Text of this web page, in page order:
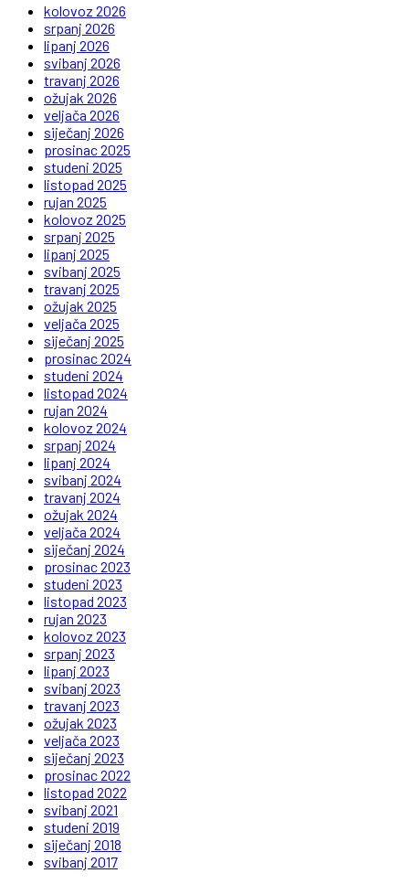
kolovoz 2026
srpanj 2026
lipanj 2026
svibanj 2026
travanj 2026
ožujak 2026
veljača 2026
siječanj 2026
prosinac 2025
studeni 2025
listopad 2025
rujan 2025
kolovoz 2025
srpanj 2025
lipanj 2025
svibanj 2025
travanj 2025
ožujak 2025
veljača 2025
siječanj 2025
prosinac 2024
studeni 2024
listopad 2024
rujan 2024
kolovoz 2024
srpanj 2024
lipanj 2024
svibanj 2024
travanj 2024
ožujak 2024
veljača 2024
siječanj 2024
prosinac 2023
studeni 2023
listopad 2023
rujan 2023
kolovoz 2023
srpanj 2023
lipanj 2023
svibanj 2023
travanj 2023
ožujak 2023
veljača 2023
siječanj 2023
prosinac 2022
listopad 2022
svibanj 2021
studeni 2019
siječanj 2018
svibanj 2017